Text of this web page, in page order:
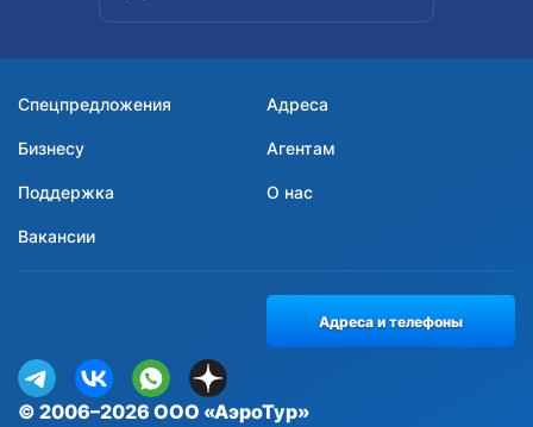
Спецпредложения Адреса
Бизнесу Агентам
Поддержка О нас
Вакансии
© 2006–2026 ООО «АэроТур»
Адреса и телефоны